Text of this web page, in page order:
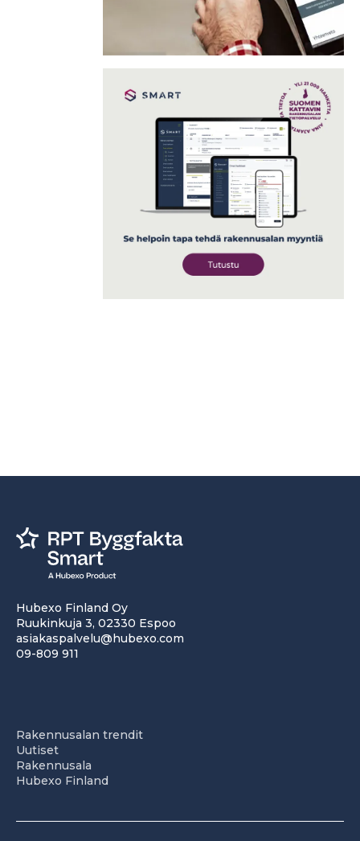
Hubexo Finland Oy
Ruukinkuja 3, 02330 Espoo
asiakaspalvelu@hubexo.com
09-809 911
Rakennusalan trendit
Uutiset
Rakennusala
Hubexo Finland